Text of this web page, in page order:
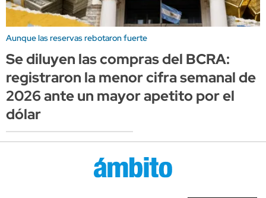
Aunque las reservas rebotaron fuerte
Se diluyen las compras del BCRA:
registraron la menor cifra semanal de
2026 ante un mayor apetito por el
dólar